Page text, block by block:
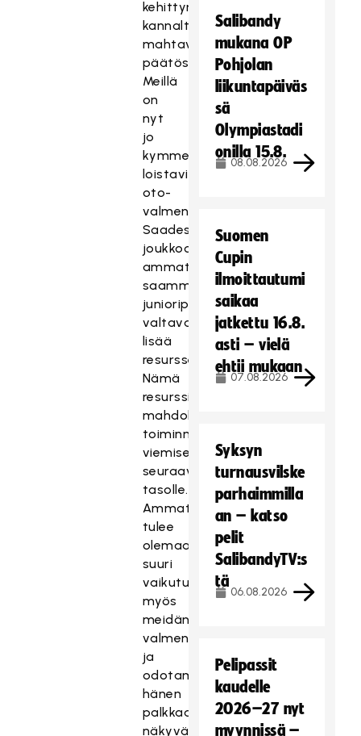
kehittymisen
kannalta
mahtava
päätös.
Meillä
on
nyt
jo
kymmeniä
loistavia
oto-
valmentajia.
Saadessamme
joukkoomme
ammattivalmentajan,
saamme
junioripuolelle
valtavasti
lisää
resursseja.
Nämä
resurssit
mahdollistavat
toiminnan
viemisen
seuraavalle
tasolle.
Ammattivalmentajalla
tulee
olemaan
suuri
vaikutus
myös
meidän
valmentajanpolulle
ja
odotamme
hänen
palkkaamisensa
näkyvän
Salibandy
mukana OP
Pohjolan
liikuntapäiväs
sä
Olympiastadi
onilla 15.8.
08.08.2026
Suomen
Cupin
ilmoittautumi
saikaa
jatkettu 16.8.
asti – vielä
ehtii mukaan
07.08.2026
Syksyn
turnausvilske
parhaimmilla
an – katso
pelit
SalibandyTV:s
tä
06.08.2026
Pelipassit
kaudelle
2026–27 nyt
myynnissä –